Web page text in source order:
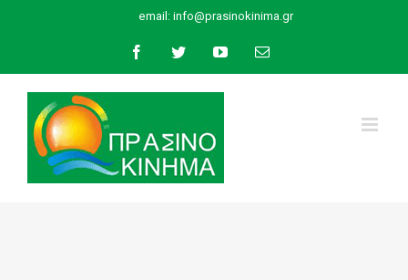
content
email: info@prasinokinima.gr
FacebookTwitterYouTubeEmail